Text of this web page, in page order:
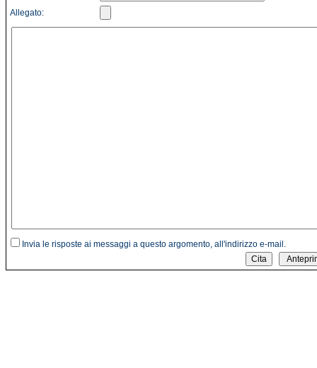
Allegato:
Invia le risposte ai messaggi a questo argomento, all'indirizzo e-mail.